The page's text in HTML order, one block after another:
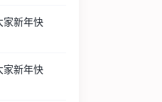
家新年快
家新年快